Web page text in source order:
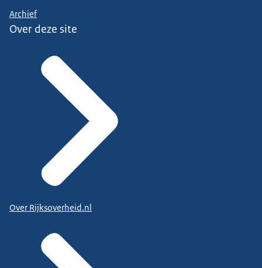
Archief
Over deze site
Over Rijksoverheid.nl